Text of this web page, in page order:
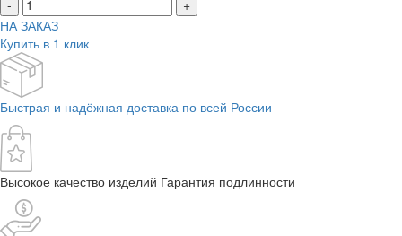
-
+
НА ЗАКАЗ
Купить в 1 клик
Быстрая и надёжная доставка по всей России
Высокое качество изделий Гарантия подлинности